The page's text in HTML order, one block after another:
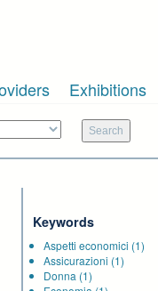
Exhibitions
Keywords
Aspetti economici (1)
Assicurazioni (1)
Donna (1)